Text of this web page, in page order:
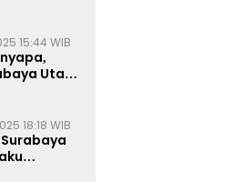
15:44 WIB
Utara
18:18 WIB